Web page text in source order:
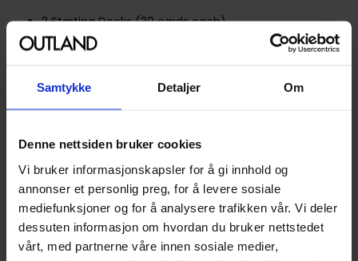
Samtykke Detaljer Om
Denne nettsiden bruker cookies
Vi bruker informasjonskapsler for å gi innhold og
annonser et personlig preg, for å levere sosiale
mediefunksjoner og for å analysere trafikken vår. Vi deler
dessuten informasjon om hvordan du bruker nettstedet
vårt, med partnerne våre innen sosiale medier,
2 Starting Decks (30 cards each)
4 Reward Packs (18 cards each)
2 Character Bases
1 Game Board
1 Guidebook
2 Deck Tips Pamphlets
Spesifikasjoner
Varenummer
4050368983992